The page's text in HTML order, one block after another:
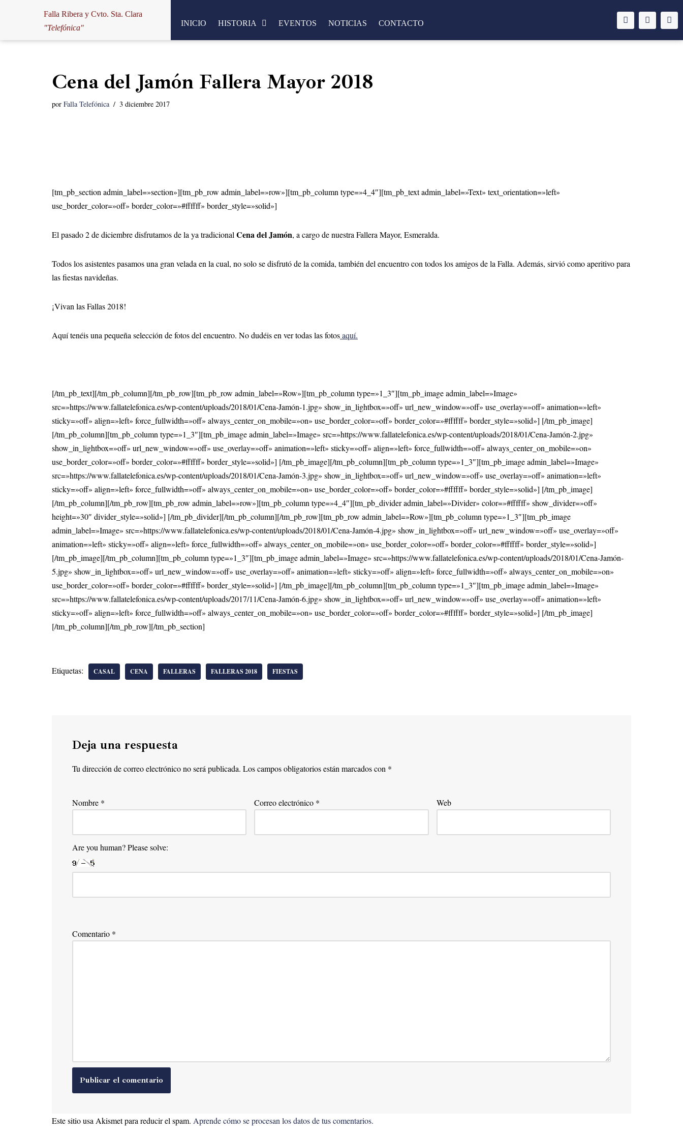
al
Falla Ribera y Cvto. Sta. Clara
"Telefónica"
INICIO HISTORIA EVENTOS NOTICIAS CONTACTO
Cena del Jamón Fallera Mayor 2018
por Falla Telefónica 3 diciembre 2017
[tm_pb_section admin_label=»section»][tm_pb_row admin_label=»row»][tm_pb_column type=»4_4″][tm_pb_text admin_label=»Text» text_orientation=»left»
use_border_color=»off» border_color=»#ffffff» border_style=»solid»]
El pasado 2 de diciembre disfrutamos de la ya tradicional Cena del Jamón, a cargo de nuestra Fallera Mayor, Esmeralda.
Todos los asistentes pasamos una gran velada en la cual, no solo se disfrutó de la comida, también del encuentro con todos los amigos de la Falla. Además, sirvió como aperitivo para
las fiestas navideñas.
¡Vivan las Fallas 2018!
Aquí tenéis una pequeña selección de fotos del encuentro. No dudéis en ver todas las fotosaquí.
[/tm_pb_text][/tm_pb_column][/tm_pb_row][tm_pb_row admin_label=»Row»][tm_pb_column type=»1_3″][tm_pb_image admin_label=»Image»
src=»https://www.fallatelefonica.es/wp-content/uploads/2018/01/Cena-Jamón-1.jpg» show_in_lightbox=»off» url_new_window=»off» use_overlay=»off» animation=»left»
sticky=»off» align=»left» force_fullwidth=»off» always_center_on_mobile=»on» use_border_color=»off» border_color=»#ffffff» border_style=»solid»] [/tm_pb_image]
[/tm_pb_column][tm_pb_column type=»1_3″][tm_pb_image admin_label=»Image» src=»https://www.fallatelefonica.es/wp-content/uploads/2018/01/Cena-Jamón-2.jpg»
show_in_lightbox=»off» url_new_window=»off» use_overlay=»off» animation=»left» sticky=»off» align=»left» force_fullwidth=»off» always_center_on_mobile=»on»
use_border_color=»off» border_color=»#ffffff» border_style=»solid»] [/tm_pb_image][/tm_pb_column][tm_pb_column type=»1_3″][tm_pb_image admin_label=»Image»
src=»https://www.fallatelefonica.es/wp-content/uploads/2018/01/Cena-Jamón-3.jpg» show_in_lightbox=»off» url_new_window=»off» use_overlay=»off» animation=»left»
sticky=»off» align=»left» force_fullwidth=»off» always_center_on_mobile=»on» use_border_color=»off» border_color=»#ffffff» border_style=»solid»] [/tm_pb_image]
[/tm_pb_column][/tm_pb_row][tm_pb_row admin_label=»row»][tm_pb_column type=»4_4″][tm_pb_divider admin_label=»Divider» color=»#ffffff» show_divider=»off»
height=»30″ divider_style=»solid»] [/tm_pb_divider][/tm_pb_column][/tm_pb_row][tm_pb_row admin_label=»Row»][tm_pb_column type=»1_3″][tm_pb_image
admin_label=»Image» src=»https://www.fallatelefonica.es/wp-content/uploads/2018/01/Cena-Jamón-4.jpg» show_in_lightbox=»off» url_new_window=»off» use_overlay=»off»
animation=»left» sticky=»off» align=»left» force_fullwidth=»off» always_center_on_mobile=»on» use_border_color=»off» border_color=»#ffffff» border_style=»solid»]
[/tm_pb_image][/tm_pb_column][tm_pb_column type=»1_3″][tm_pb_image admin_label=»Image» src=»https://www.fallatelefonica.es/wp-content/uploads/2018/01/Cena-Jamón-
5.jpg» show_in_lightbox=»off» url_new_window=»off» use_overlay=»off» animation=»left» sticky=»off» align=»left» force_fullwidth=»off» always_center_on_mobile=»on»
use_border_color=»off» border_color=»#ffffff» border_style=»solid»] [/tm_pb_image][/tm_pb_column][tm_pb_column type=»1_3″][tm_pb_image admin_label=»Image»
src=»https://www.fallatelefonica.es/wp-content/uploads/2017/11/Cena-Jamón-6.jpg» show_in_lightbox=»off» url_new_window=»off» use_overlay=»off» animation=»left»
sticky=»off» align=»left» force_fullwidth=»off» always_center_on_mobile=»on» use_border_color=»off» border_color=»#ffffff» border_style=»solid»] [/tm_pb_image]
[/tm_pb_column][/tm_pb_row][/tm_pb_section]
Etiquetas: CASAL CENA FALLERAS FALLERAS 2018 FIESTAS
Deja una respuesta
Tu dirección de correo electrónico no será publicada. Los campos obligatorios están marcados con *
Nombre * Correo electrónico * Web
Are you human? Please solve:
Comentario *
Este sitio usa Akismet para reducir el spam. Aprende cómo se procesan los datos de tus comentarios.